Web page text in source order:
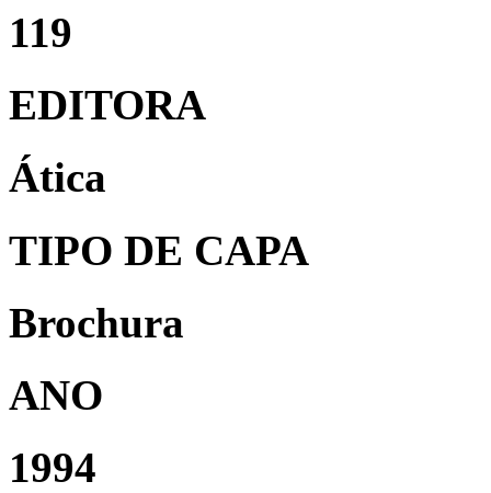
119
EDITORA
Ática
TIPO DE CAPA
Brochura
ANO
1994